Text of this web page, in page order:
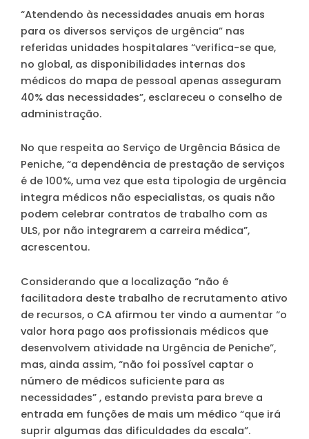
“Atendendo às necessidades anuais em horas
para os diversos serviços de urgência” nas
referidas unidades hospitalares “verifica-se que,
no global, as disponibilidades internas dos
médicos do mapa de pessoal apenas asseguram
40% das necessidades”, esclareceu o conselho de
administração.
No que respeita ao Serviço de Urgência Básica de
Peniche, “a dependência de prestação de serviços
é de 100%, uma vez que esta tipologia de urgência
integra médicos não especialistas, os quais não
podem celebrar contratos de trabalho com as
ULS, por não integrarem a carreira médica”,
acrescentou.
Considerando que a localização “não é
facilitadora deste trabalho de recrutamento ativo
de recursos, o CA afirmou ter vindo a aumentar “o
valor hora pago aos profissionais médicos que
desenvolvem atividade na Urgência de Peniche”,
mas, ainda assim, “não foi possível captar o
número de médicos suficiente para as
necessidades” , estando prevista para breve a
entrada em funções de mais um médico “que irá
suprir algumas das dificuldades da escala”.